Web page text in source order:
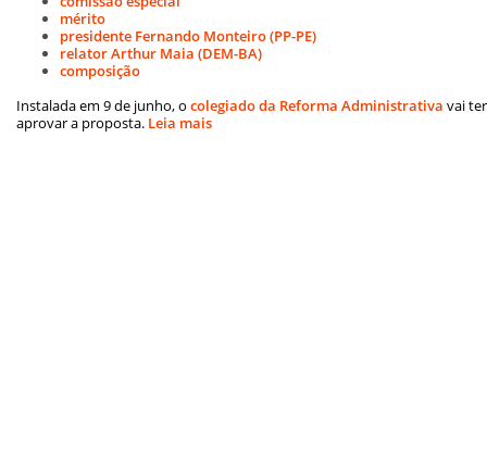
mérito
presidente Fernando Monteiro (PP-PE)
relator Arthur Maia (DEM-BA)
composição
Instalada em 9 de junho, o colegiado da Reforma Administrativa vai
aprovar a proposta. Leia mais